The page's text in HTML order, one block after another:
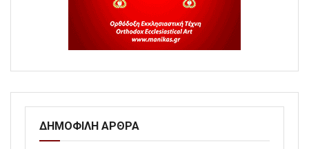
ΔΗΜΟΦΙΛΗ ΑΡΘΡΑ